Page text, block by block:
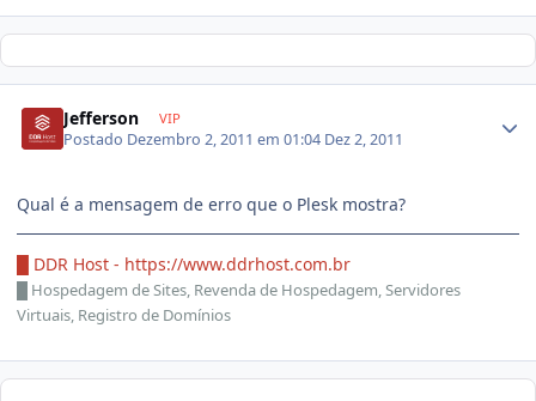
Jefferson VIP
Postado Dezembro 2, 2011 em 01:04 Dez 2, 2011
Qual é a mensagem de erro que o Plesk mostra?
█ DDR Host - https://www.ddrhost.com.br
Hospedagem de Sites, Revenda de Hospedagem, Servidores
Virtuais, Registro de Domínios